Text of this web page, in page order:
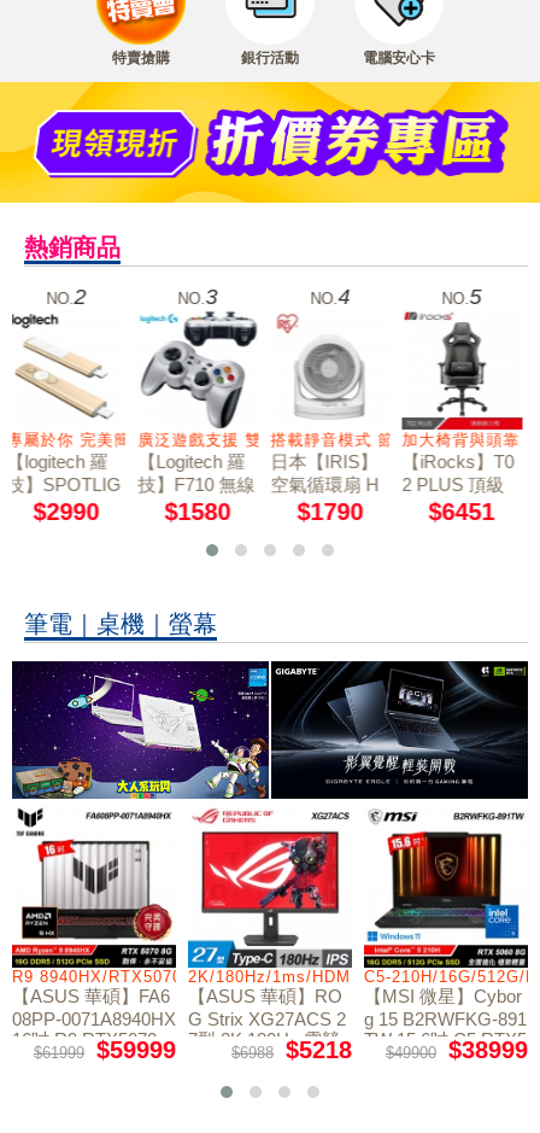
特賣搶購 銀行活動 電腦安心卡
熱銷商品
報
NO.3
廣泛遊戲支援 雙震動回饋
【Logitech 羅
技】F710 無線
遊戲搖桿
$1580
NO.4
搭載靜音模式 節能省電
日本【IRIS】
空氣循環扇 H
M23$1790
NO.5
加大椅背與頭靠
【iRocks】T0
2 PLUS 頂級
辦公椅
$6451
NO.6
獲THX認證 強
【logitech 羅
技】 Z623 2.1
聲道 音箱系統
$3990
筆電｜桌機｜螢幕
R9 8940HX/RTX5070/512GB/16G
【ASUS 華碩】FA6
08PP-0071A8940HX
16吋 R9 RTX5070
電競筆電
$61999 $59999
2K/180Hz/1ms/HDMI/DP/IPS/Type-C
【ASUS 華碩】RO
G Strix XG27ACS 2
7型 2K 180Hz 電競
$6988 $5218
C5-210H/16G/512G/
【MSI 微星】Cybor
g 15 B2RWFKG-891
TW 15.6吋 C5 RTX5
060 電競筆電【福利
$49900 $38999